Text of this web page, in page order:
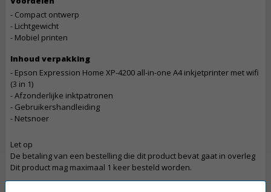
- Compact ontwerp
- Lichtgewicht
- Mobiel printen
Inhoud verpakking
- Epson Expression Home XP-4200 all-in-one A4 inkjetprinter met wifi
(3 in 1)
- Afzonderlijke inktpatronen
- Gebruikershandleiding
- Netsnoer
Let op
De betaling van een bestelling die dit product bevat gaat in overleg
Dit product mag maximaal 1 keer besteld worden.